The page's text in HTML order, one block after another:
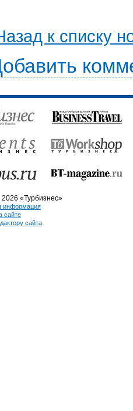
к списку
«Турбизнес»
информация
сайте
сайта